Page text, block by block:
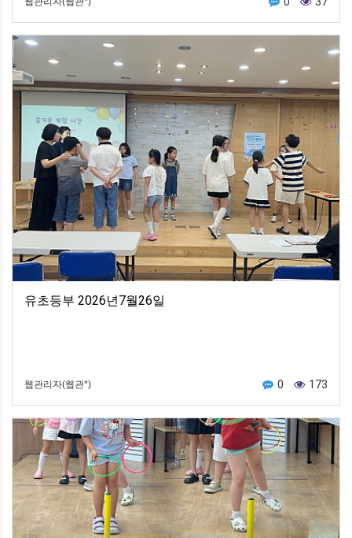
유초등부 2026년7월26일
웹관리자(웹관*) 0 173